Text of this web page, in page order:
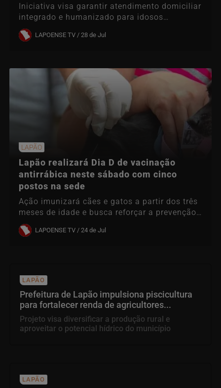
Iniciativa visa garantir atendimento domiciliar
integrado e humanizado para idosos
acamados ou...
LAPOENSE TV / 28 de Jul
LAPÃO
Lapão realizará Dia D de vacinação
antirrábica neste sábado com cinco
postos na sede
Ação imunizará cães e gatos a partir dos três
meses de idade e busca reforçar a prevenção
da...
LAPOENSE TV / 24 de Jul
LAPÃO
Prefeitura de Lapão impulsiona piscicultura
para fortalecer renda de agricultores...
Projeto visa diversificar a produção rural e
aproveitar o potencial hídrico do município
LAPÃO